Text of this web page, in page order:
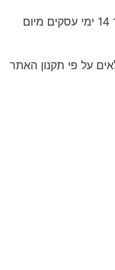
זיכוי ניתן לקבל על פריטים ששלחו חזרה עד 14 ימי עסקים מיום
על פי תקנון האתר